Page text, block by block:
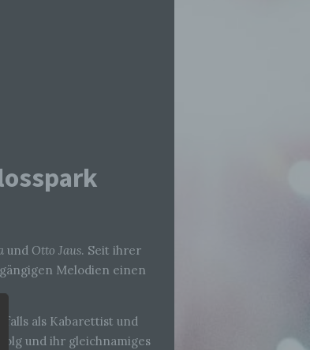
und Otto Jaus. Seit ihrer
Melodien einen
als Kabarettist und
und ihr gleichnamiges